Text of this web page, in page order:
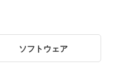
ソフトウェア